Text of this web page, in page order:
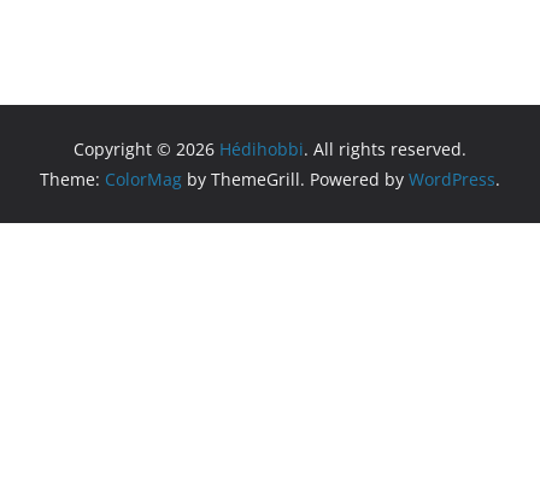
Copyright © 2026 Hédihobbi. All rights reserved.
Theme: ColorMag by ThemeGrill. Powered by WordPress.